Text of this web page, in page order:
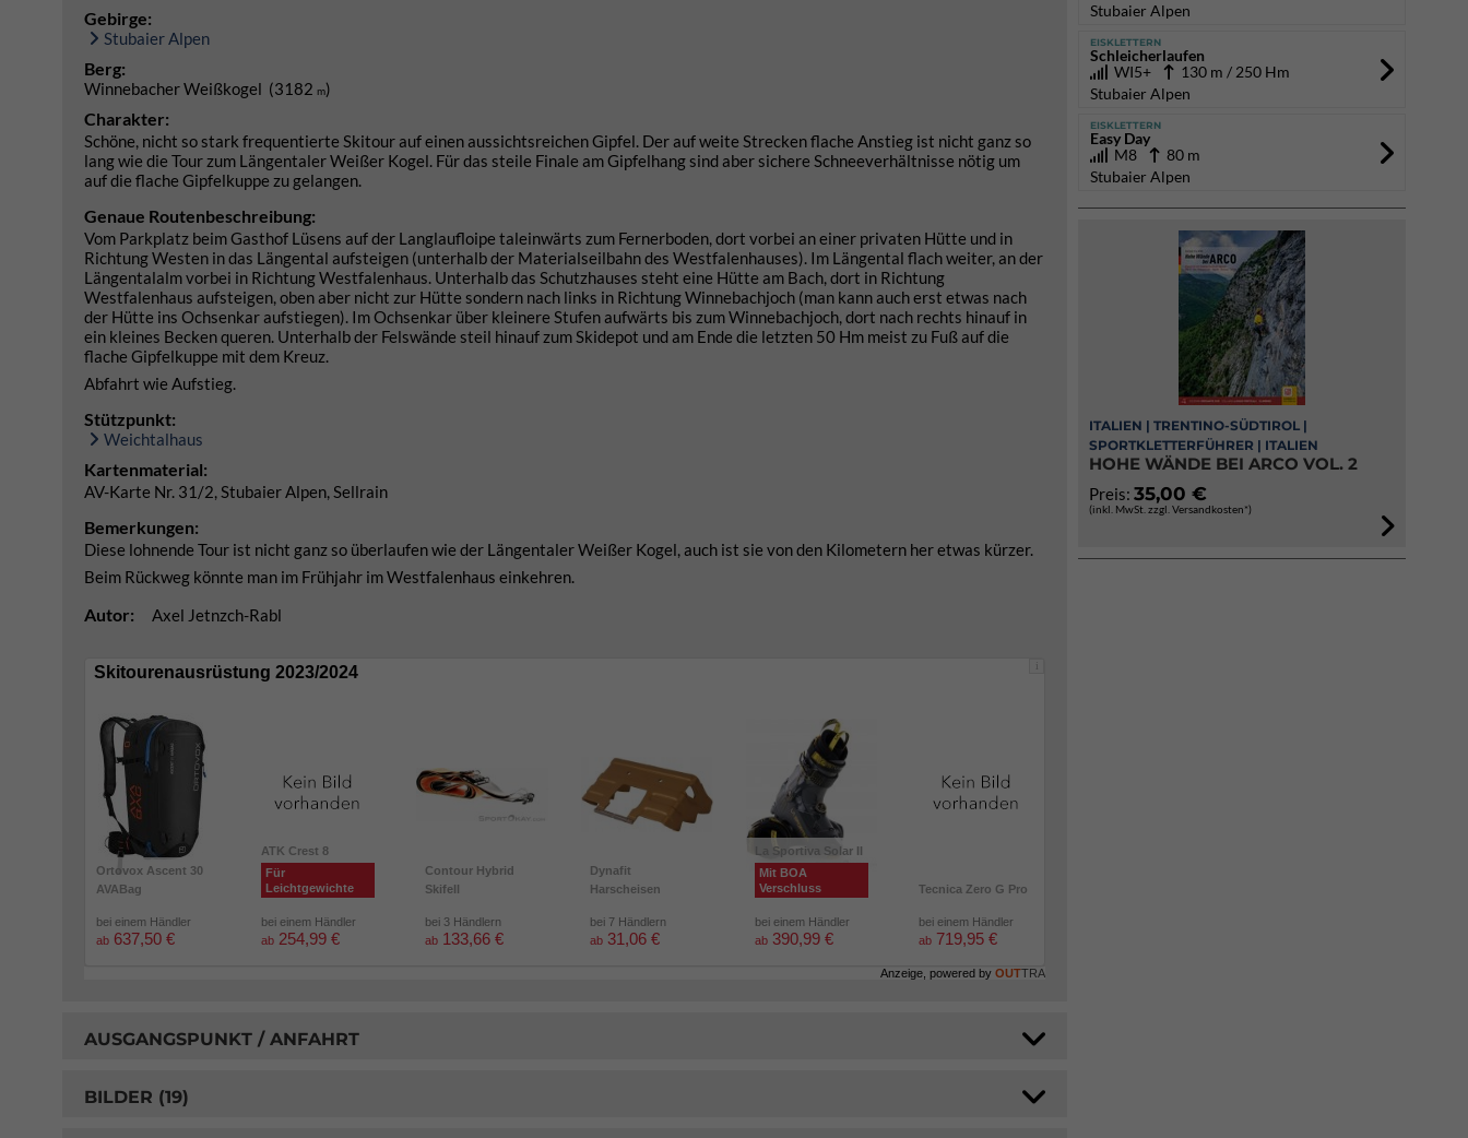
Gebirge:
Stubaier Alpen
Berg:
Winnebacher Weißkogel (3182 m)
Charakter:
Schöne, nicht so stark frequentierte Skitour auf einen aussichtsreichen Gipfel. Der auf weite Strecken flache Anstieg ist nicht ganz so
lang wie die Tour zum Längentaler Weißer Kogel. Für das steile Finale am Gipfelhang sind aber sichere Schneeverhältnisse nötig um
auf die flache Gipfelkuppe zu gelangen.
Genaue Routenbeschreibung:
Vom Parkplatz beim Gasthof Lüsens auf der Langlaufloipe taleinwärts zum Fernerboden, dort vorbei an einer privaten Hütte und in
Richtung Westen in das Längental aufsteigen (unterhalb der Materialseilbahn des Westfalenhauses). Im Längental flach weiter, an der
Längentalalm vorbei in Richtung Westfalenhaus. Unterhalb das Schutzhauses steht eine Hütte am Bach, dort in Richtung
Westfalenhaus aufsteigen, oben aber nicht zur Hütte sondern nach links in Richtung Winnebachjoch (man kann auch erst etwas nach
der Hütte ins Ochsenkar aufstiegen). Im Ochsenkar über kleinere Stufen aufwärts bis zum Winnebachjoch, dort nach rechts hinauf in
ein kleines Becken queren. Unterhalb der Felswände steil hinauf zum Skidepot und am Ende die letzten 50 Hm meist zu Fuß auf die
flache Gipfelkuppe mit dem Kreuz.
Abfahrt wie Aufstieg.
Stützpunkt:
Weichtalhaus
Kartenmaterial:
AV-Karte Nr. 31/2, Stubaier Alpen, Sellrain
Bemerkungen:
Diese lohnende Tour ist nicht ganz so überlaufen wie der Längentaler Weißer Kogel, auch ist sie von den Kilometern her etwas kürzer.
Beim Rückweg könnte man im Frühjahr im Westfalenhaus einkehren.
Autor: Axel Jetnzch-Rabl
i
Skitourenausrüstung 2023/2024
Ortovox Ascent 30
AVABag
bei einem Händler
ab 637,50 €
ATK Crest 8
Für
Leichtgewichte
bei einem Händler
ab 254,99 €
Contour Hybrid
Skifell
bei 3 Händlern
ab 133,66 €
Dynafit
Harscheisen
bei 7 Händlern
ab 31,06 €
La Sportiva Solar II
Mit BOA
Verschluss
bei einem Händler
ab 390,99 €
Tecnica Zero G Pro
bei einem Händler
ab 719,95 €
Anzeige, powered by OUTTRA
AUSGANGSPUNKT / ANFAHRT
BILDER (19)
Stubaier Alpen
EISKLETTERN
Schleicherlaufen
WI5+
130 m / 250 Hm
Stubaier Alpen
EISKLETTERN
Easy Day
M8
80 m
Stubaier Alpen
ITALIEN | TRENTINO-SÜDTIROL |
SPORTKLETTERFÜHRER | ITALIEN
HOHE WÄNDE BEI ARCO VOL. 2
Preis: 35,00 €
(inkl. MwSt. zzgl. Versandkosten*)